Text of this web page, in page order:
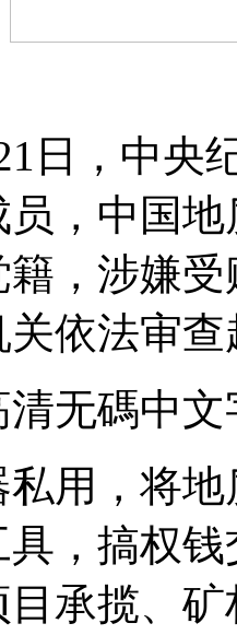
央纪委
，中国
籍，涉嫌
依法审查
清无碼
将地质
，搞权
承揽、